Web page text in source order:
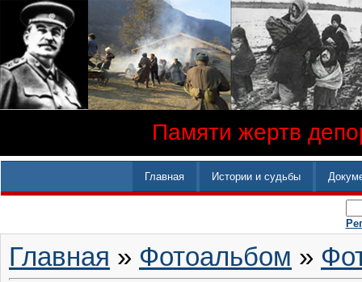
Памяти жертв
Главная Истории и судьбы
Главная » Фотоальбом »